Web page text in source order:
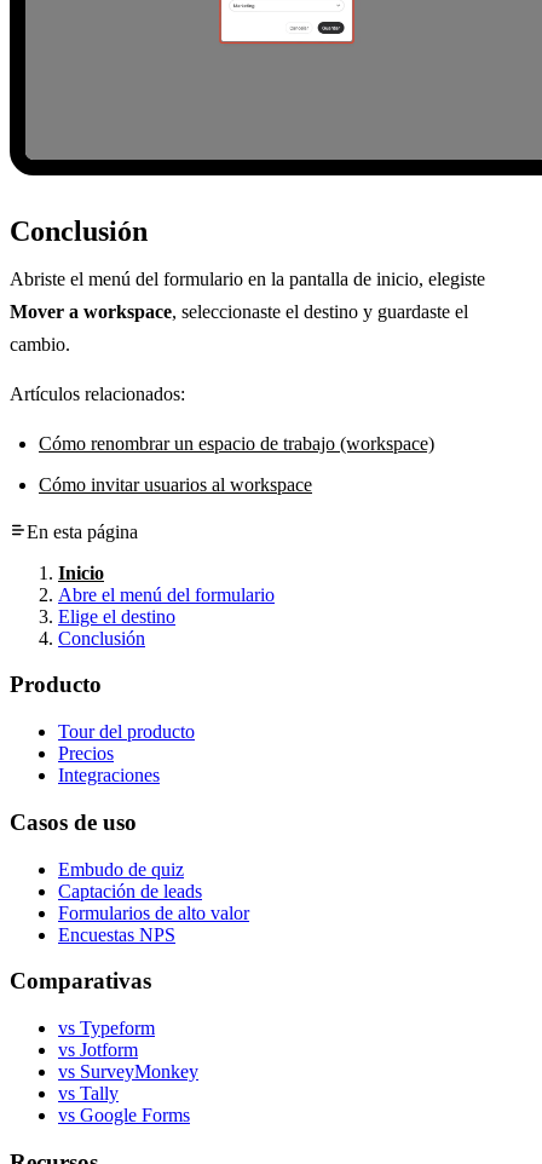
Conclusión
Abriste el menú del formulario en la pantalla de inicio, elegiste
Mover a workspace, seleccionaste el destino y guardaste el
cambio.
Artículos relacionados:
Cómo renombrar un espacio de trabajo (workspace)
Cómo invitar usuarios al workspace
En esta página
Inicio
Abre el menú del formulario
Elige el destino
Conclusión
Producto
Tour del producto
Precios
Integraciones
Casos de uso
Embudo de quiz
Captación de leads
Formularios de alto valor
Encuestas NPS
Comparativas
vs Typeform
vs Jotform
vs SurveyMonkey
vs Tally
vs Google Forms